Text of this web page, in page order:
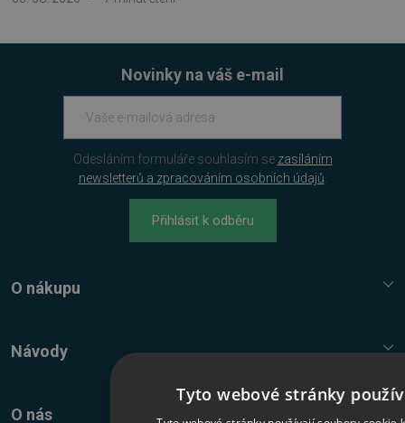
Novinky na váš e-mail
Odesláním formuláře souhlasím se zasíláním
newsletterů a zpracováním osobních údajů.
Přihlásit k odběru
O nákupu
Elektronické licence a trezor
Návody
Návody, tipy, triky
O nás
Tyto webové stránky